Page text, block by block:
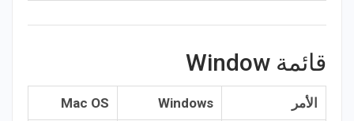
قائمة Window
الأمر Windows
Mac OS